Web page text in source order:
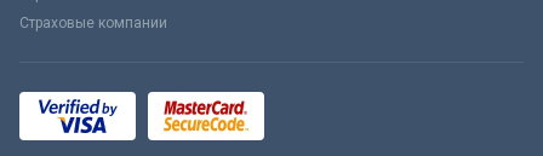
Страховые компании